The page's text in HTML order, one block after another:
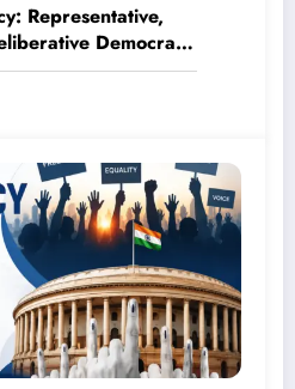
Representative,
Democracy
+3 Political Science